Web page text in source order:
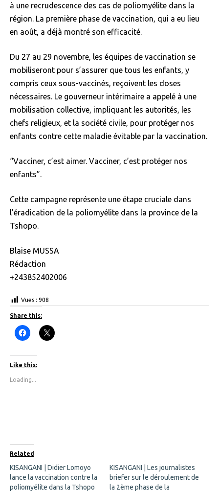
à une recrudescence des cas de poliomyélite dans la
région. La première phase de vaccination, qui a eu lieu
en août, a déjà montré son efficacité.
Du 27 au 29 novembre, les équipes de vaccination se
mobiliseront pour s’assurer que tous les enfants, y
compris ceux sous-vaccinés, reçoivent les doses
nécessaires. Le gouverneur intérimaire a appelé à une
mobilisation collective, impliquant les autorités, les
chefs religieux, et la société civile, pour protéger nos
enfants contre cette maladie évitable par la vaccination.
“Vacciner, c’est aimer. Vacciner, c’est protéger nos
enfants”.
Cette campagne représente une étape cruciale dans
l’éradication de la poliomyélite dans la province de la
Tshopo.
Blaise MUSSA
Rédaction
+243852402006
Vues : 908
Share this:
C
l
k
t
o
h
b
o
o
k
(
O
p
e
C
l
i
n
n
e
w
Like this:
Loading...
Related
KISANGANI | Didier Lomoyo
lance la vaccination contre la
poliomyélite dans la Tshopo
KISANGANI | Les journalistes
briefer sur le déroulement de
la 2ème phase de la